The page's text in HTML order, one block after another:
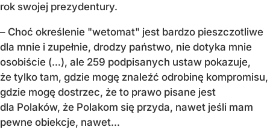
rok swojej prezydentury.
– Choć określenie "wetomat" jest bardzo pieszczotliwe
dla mnie i zupełnie, drodzy państwo, nie dotyka mnie
osobiście (…), ale 259 podpisanych ustaw pokazuje,
że tylko tam, gdzie mogę znaleźć odrobinę kompromisu,
gdzie mogę dostrzec, że to prawo pisane jest
dla Polaków, że Polakom się przyda, nawet jeśli mam
pewne obiekcje, nawet...